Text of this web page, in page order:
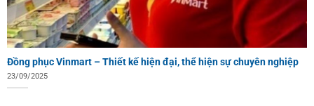
Đồng phục Vinmart – Thiết kế hiện đại, thể hiện sự chuyên nghiệp
23/09/2025